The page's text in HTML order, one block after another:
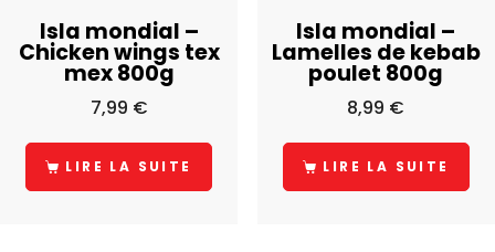
Isla mondial –
Chicken wings tex
mex 800g
7,99 €
LIRE LA SUITE
Isla mondial –
Lamelles de kebab
poulet 800g
8,99 €
LIRE LA SUITE